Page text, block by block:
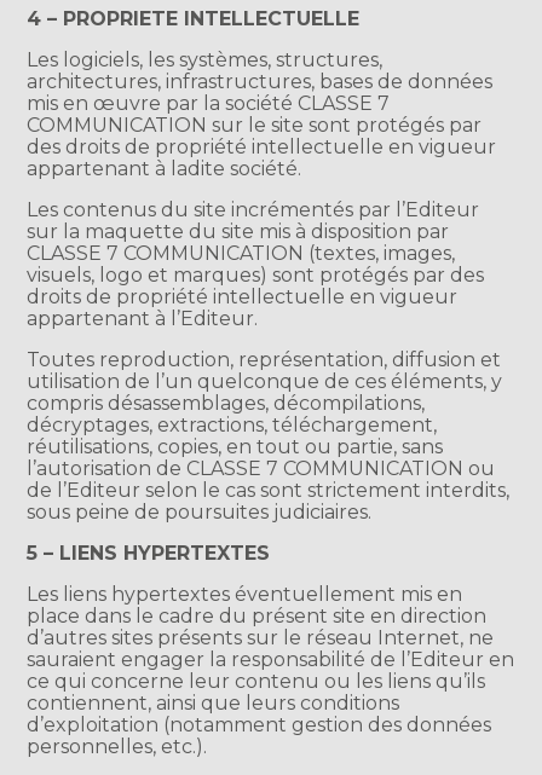
4 – PROPRIETE INTELLECTUELLE
Les logiciels, les systèmes, structures,
architectures, infrastructures, bases de données
mis en œuvre par la société CLASSE 7
COMMUNICATION sur le site sont protégés par
des droits de propriété intellectuelle en vigueur
appartenant à ladite société.
Les contenus du site incrémentés par l’Editeur
sur la maquette du site mis à disposition par
CLASSE 7 COMMUNICATION (textes, images,
visuels, logo et marques) sont protégés par des
droits de propriété intellectuelle en vigueur
appartenant à l’Editeur.
Toutes reproduction, représentation, diffusion et
utilisation de l’un quelconque de ces éléments, y
compris désassemblages, décompilations,
décryptages, extractions, téléchargement,
réutilisations, copies, en tout ou partie, sans
l’autorisation de CLASSE 7 COMMUNICATION ou
de l’Editeur selon le cas sont strictement interdits,
sous peine de poursuites judiciaires.
5 – LIENS HYPERTEXTES
Les liens hypertextes éventuellement mis en
place dans le cadre du présent site en direction
d’autres sites présents sur le réseau Internet, ne
sauraient engager la responsabilité de l’Editeur en
ce qui concerne leur contenu ou les liens qu’ils
contiennent, ainsi que leurs conditions
d’exploitation (notamment gestion des données
personnelles, etc.).